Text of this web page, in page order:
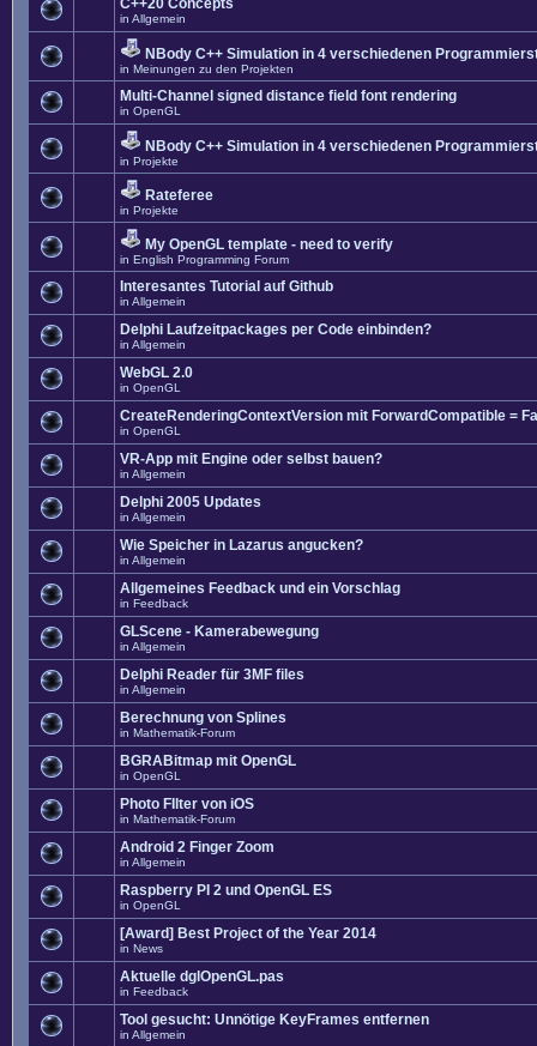
C++20 Concepts
in Allgemein
NBody C++ Simulation in 4 verschiedenen
in Meinungen zu den Projekten
Multi-Channel signed distance field font rendering
in OpenGL
NBody C++ Simulation in 4 verschiedenen
in Projekte
Rateferee
in Projekte
My OpenGL template - need to verify
in English Programming Forum
Interesantes Tutorial auf Github
in Allgemein
Delphi Laufzeitpackages per Code einbinden?
in Allgemein
WebGL 2.0
in OpenGL
CreateRenderingContextVersion mit ForwardCompatible =
in OpenGL
VR-App mit Engine oder selbst bauen?
in Allgemein
Delphi 2005 Updates
in Allgemein
Wie Speicher in Lazarus angucken?
in Allgemein
Allgemeines Feedback und ein Vorschlag
in Feedback
GLScene - Kamerabewegung
in Allgemein
Delphi Reader für 3MF files
in Allgemein
Berechnung von Splines
in Mathematik-Forum
BGRABitmap mit OpenGL
in OpenGL
Photo FIlter von iOS
in Mathematik-Forum
Android 2 Finger Zoom
in Allgemein
Raspberry PI 2 und OpenGL ES
in OpenGL
[Award] Best Project of the Year 2014
in News
Aktuelle dglOpenGL.pas
in Feedback
Tool gesucht: Unnötige KeyFrames entfernen
in Allgemein